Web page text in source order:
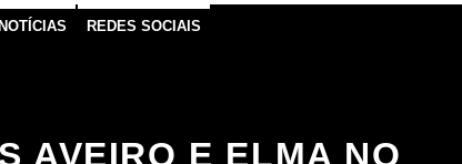
NOTÍCIAS REDES SOCIAIS
AVEIRO E ELMA NO